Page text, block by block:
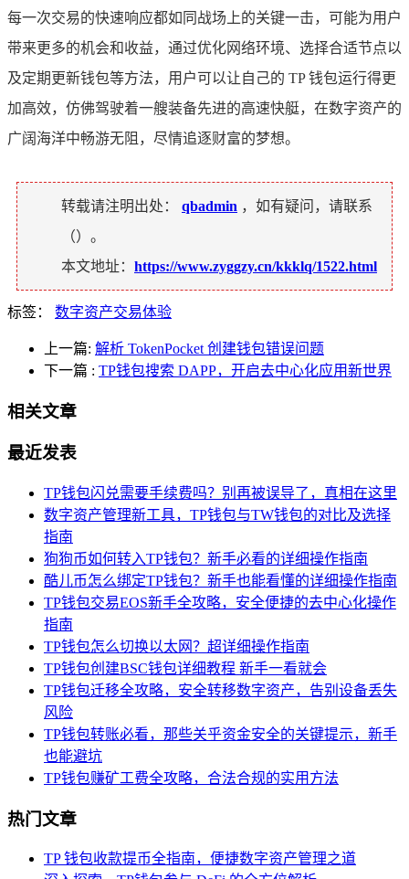
每一次交易的快速响应都如同战场上的关键一击，可能为用户
带来更多的机会和收益，通过优化网络环境、选择合适节点以
及定期更新钱包等方法，用户可以让自己的 TP 钱包运行得更
加高效，仿佛驾驶着一艘装备先进的高速快艇，在数字资产的
广阔海洋中畅游无阻，尽情追逐财富的梦想。
转载请注明出处： qbadmin ，如有疑问，请联系
（）。
本文地址： https://www.zyggzy.cn/kkklq/1522.html
标签： 数字资产交易体验
上一篇: 解析 TokenPocket 创建钱包错误问题
下一篇 : TP钱包搜索 DAPP，开启去中心化应用新世界
相关文章
最近发表
TP钱包闪兑需要手续费吗？别再被误导了，真相在这里
数字资产管理新工具，TP钱包与TW钱包的对比及选择
指南
狗狗币如何转入TP钱包？新手必看的详细操作指南
酷儿币怎么绑定TP钱包？新手也能看懂的详细操作指南
TP钱包交易EOS新手全攻略，安全便捷的去中心化操作
指南
TP钱包怎么切换以太网？超详细操作指南
TP钱包创建BSC钱包详细教程 新手一看就会
TP钱包迁移全攻略，安全转移数字资产，告别设备丢失
风险
TP钱包转账必看，那些关乎资金安全的关键提示，新手
也能避坑
TP钱包赚矿工费全攻略，合法合规的实用方法
热门文章
TP 钱包收款提币全指南，便捷数字资产管理之道